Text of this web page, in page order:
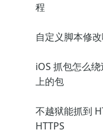
程
自定义脚本修
iOS 抓包怎么
上的包
不越狱能抓到
HTTPS